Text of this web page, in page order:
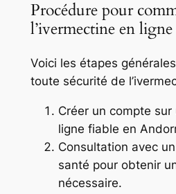
Procédure pour
l’ivermectine en
Voici les étapes
toute sécurité de
Créer un compte
ligne fiable en
Consultation avec
santé pour obtenir
nécessaire.